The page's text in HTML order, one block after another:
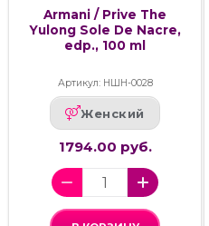
Armani / Prive The
Yulong Sole De Nacre,
edp., 100 ml
Артикул: НШН-0028
Женский
1794.00 руб.